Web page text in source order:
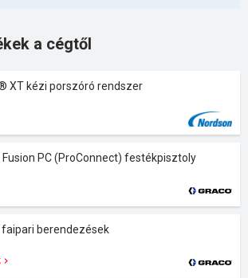
a cégtől
XT kézi porszóró rendszer
Fusion PC (ProConnect) festékpisztoly
faipari berendezések